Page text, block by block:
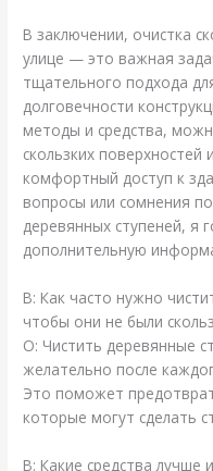
В заключении, очистка
улице — это важная
тщательного подхода
долговечности
методы и средства,
скользких
комфортный доступ к
вопросы или сомнения
деревянных ступеней, я
дополнительную
В: Как часто нужно
чтобы они не были
О: Чистить деревянные
желательно после
Это поможет
которые могут сделать
В: Какие средства лучше